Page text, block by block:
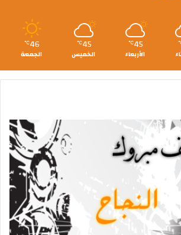
45
℃
الأربعاء
45
℃
الخميس
46
℃
الجمعة